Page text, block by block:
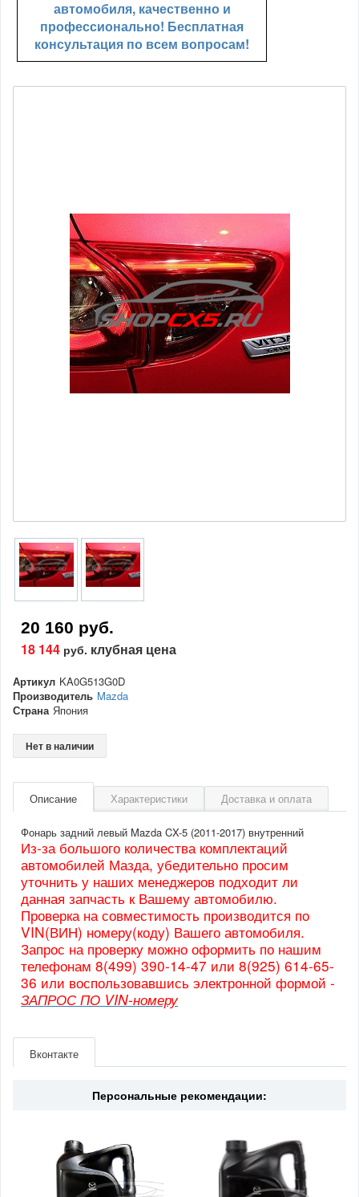
автомобиля, качественно и
профессионально! Бесплатная
консультация по всем вопросам!
20 160 руб.
18 144 руб. клубная цена
Артикул KA0G513G0D
Производитель Mazda
Страна Япония
Нет в наличии
Описание Характеристики Доставка и оплата
Фонарь задний левый Mazda CX-5 (2011-2017) внутренний
Из-за большого количества комплектаций
автомобилей Мазда, убедительно просим
уточнить у наших менеджеров подходит ли
данная запчасть к Вашему автомобилю.
Проверка на совместимость производится по
VIN(ВИН) номеру(коду) Вашего автомобиля.
Запрос на проверку можно оформить по нашим
телефонам 8(499) 390-14-47 или 8(925) 614-65-
36 или воспользовавшись электронной формой -
ЗАПРОС ПО VIN-номеру
Страна Япония
Вконтакте
Персональные рекомендации: